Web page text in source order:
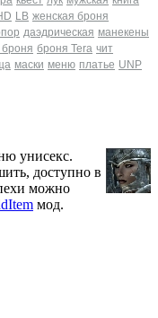
LB женская броня
даэдрическая манекены
броня Tera чит
маски меню платье UNP
унисекс.
доступно в
можно
мод.